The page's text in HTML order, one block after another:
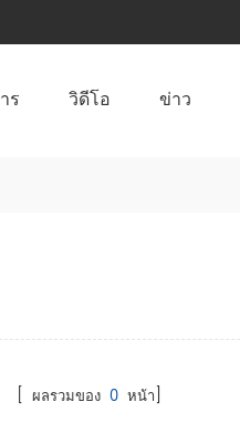
ร วิดีโอ ข่าว
[ ผลรวมของ 0 หน้า]